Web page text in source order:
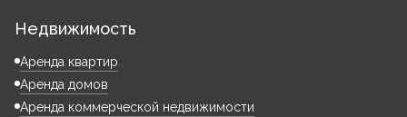
Недвижимость
Аренда квартир
Аренда домов
Аренда коммерческой недвижимости